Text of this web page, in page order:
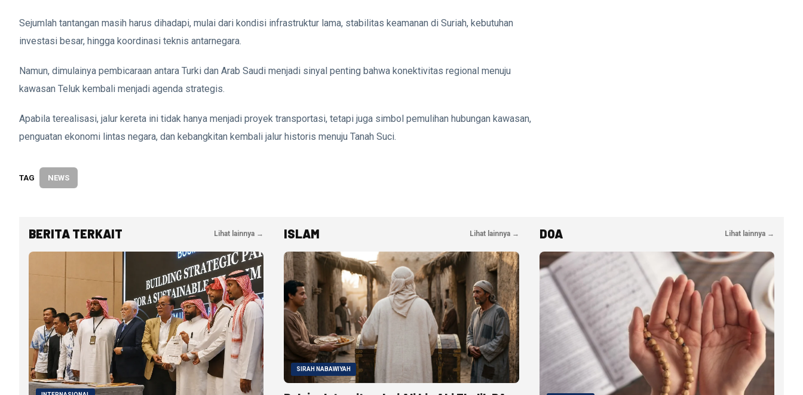
Sejumlah tantangan masih harus dihadapi, mulai dari kondisi infrastruktur lama, stabilitas keamanan di Suriah, kebutuhan
investasi besar, hingga koordinasi teknis antarnegara.
Namun, dimulainya pembicaraan antara Turki dan Arab Saudi menjadi sinyal penting bahwa konektivitas regional menuju
kawasan Teluk kembali menjadi agenda strategis.
Apabila terealisasi, jalur kereta ini tidak hanya menjadi proyek transportasi, tetapi juga simbol pemulihan hubungan kawasan,
penguatan ekonomi lintas negara, dan kebangkitan kembali jalur historis menuju Tanah Suci.
TAG NEWS
BERITA TERKAIT Lihat lainnya → ISLAM Lihat lainnya →
SIRAH NABAWIYAH
DOA Lihat lainnya →